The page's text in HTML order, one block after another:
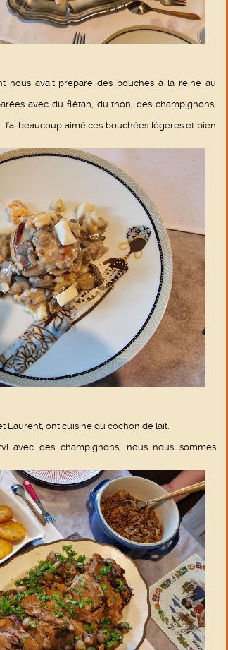
nous avait préparé des bouchés à la reine au
avec du flétan, du thon, des champignons,
J'ai beaucoup aimé ces bouchées légères et bien
Laurent, ont cuisiné du cochon de lait.
avec des champignons, nous nous sommes